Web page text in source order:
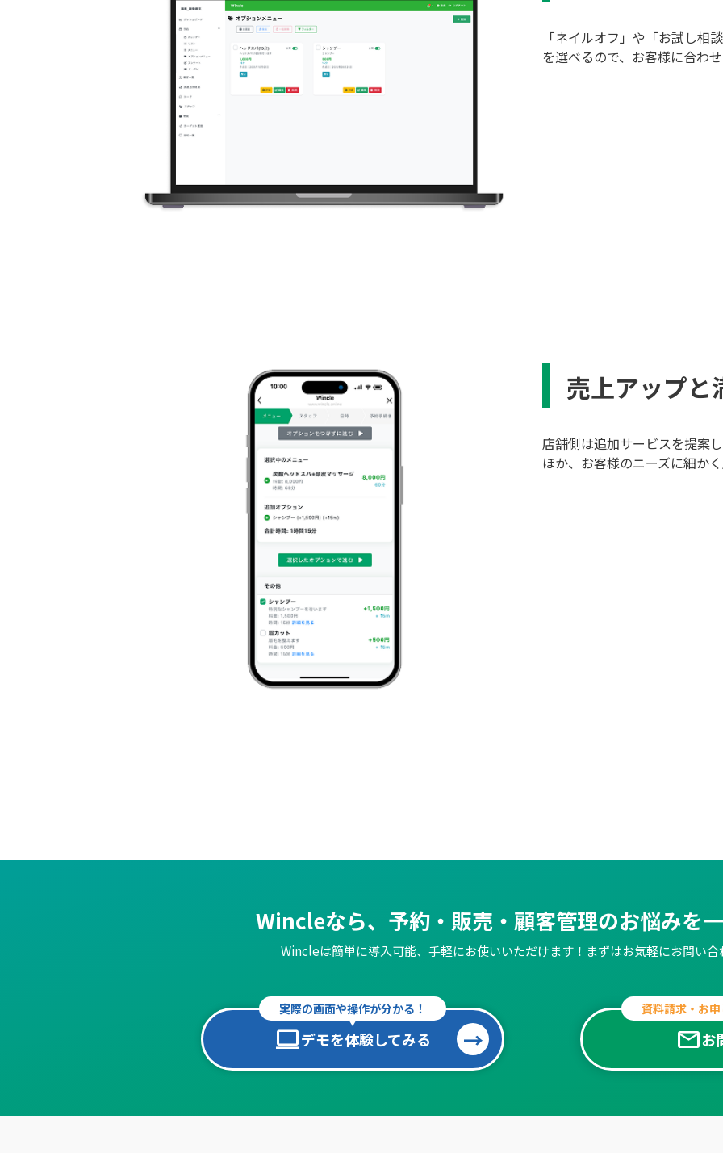
「ネイルオフ」や「お試し相
を選べるので、お客様に合わ
売上アップと
店舗側は追加サービスを提案
ほか、お客様のニーズに細かく
Wincleなら、予約・販売・ 顧客管理のお悩みを
Wincleは簡単に導入可能、手軽にお使いいただけます！ まずはお気軽にお問い合
実際の画面や操作が分かる！
computerデモを体験してみる
資料請求・お
mailお